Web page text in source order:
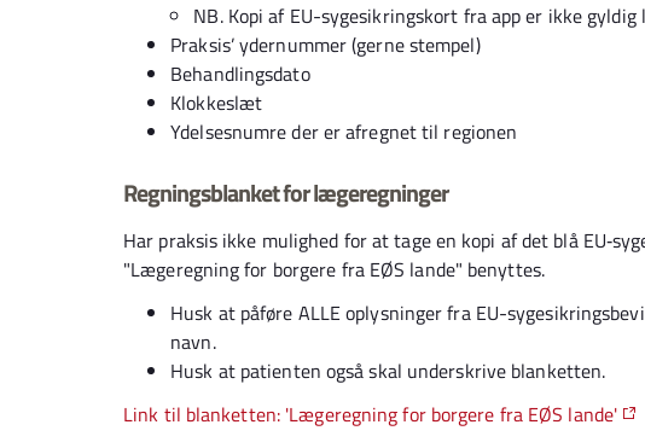
NB. Kopi af EU-sygesikringskort fra app er ikke
Praksis’ ydernummer (gerne stempel)
Behandlingsdato
Klokkeslæt
Ydelsesnumre der er afregnet til regionen
Regningsblanket for lægeregninger
Har praksis ikke mulighed for at tage en kopi af det blå
"Lægeregning for borgere fra EØS lande" benyttes.
Husk at påføre ALLE oplysninger fra EU-
navn.
Husk at patienten også skal underskrive blanketten.
Link til blanketten: 'Lægeregning for borgere fra EØS lande'